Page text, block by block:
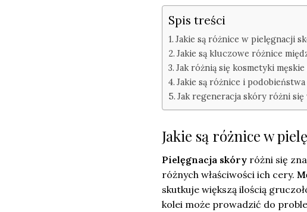
Spis treści
Jakie są różnice w pielęgnacji
Jakie są kluczowe różnice
Jak różnią się kosmetyki męskie
Jakie są różnice i
Jak regeneracja skóry różni się
Jakie są różnice w
Pielęgnacja skóry różni się
różnych właściwości ich cery.
skutkuje większą ilością
kolei może prowadzić do